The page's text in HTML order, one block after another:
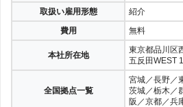
取扱い雇用形態
紹介
費用
無料
本社所在地
東京都品川区
五反田WEST
全国拠点一覧
宮城／長野／
茨城／栃木／
阪／京都／兵